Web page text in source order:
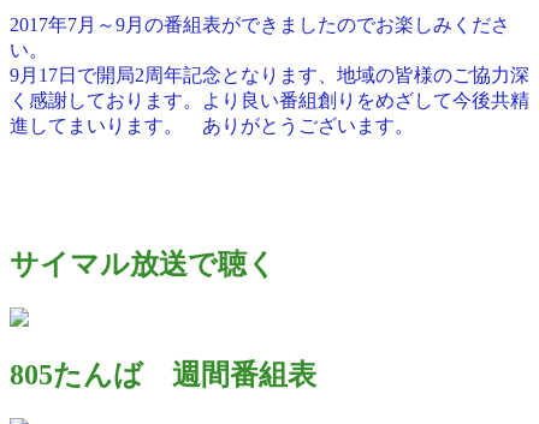
2017年7月～9月の番組表ができましたのでお楽しみくださ
い。
9月17日で開局2周年記念となります、地域の皆様のご協力深
く感謝しております。より良い番組創りをめざして今後共精
進してまいります。 ありがとうございます。
サイマル放送で聴く
805たんば 週間番組表